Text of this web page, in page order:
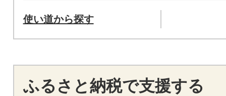
使い道から探す
ふるさと納税で支援する